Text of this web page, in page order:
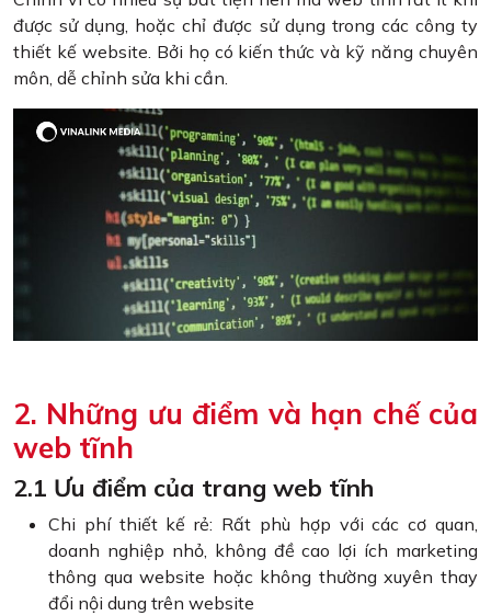
được sử dụng, hoặc chỉ được sử dụng trong các công ty
thiết kế website. Bởi họ có kiến thức và kỹ năng chuyên
môn, dễ chỉnh sửa khi cần.
2. Những ưu điểm và hạn chế của
web tĩnh
2.1 Ưu điểm của trang web tĩnh
Chi phí thiết kế rẻ: Rất phù hợp với các cơ quan,
doanh nghiệp nhỏ, không đề cao lợi ích marketing
thông qua website hoặc không thường xuyên thay
đổi nội dung trên website